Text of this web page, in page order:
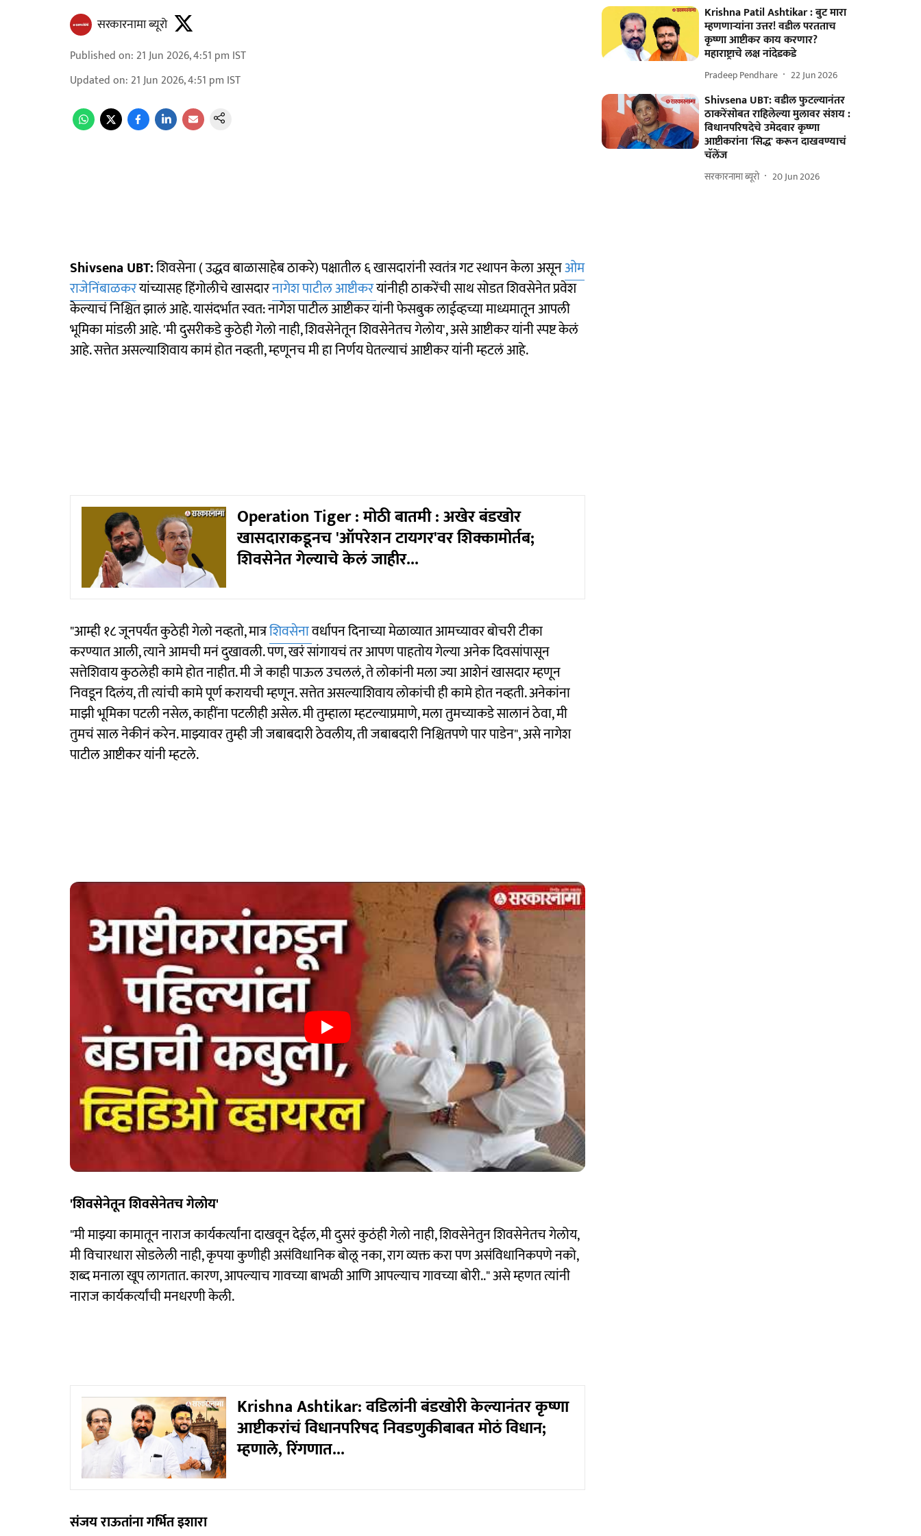
सरकारनामा ब्यूरो
Published on: 21 Jun 2026, 4:51 pm IST
Updated on: 21 Jun 2026, 4:51 pm IST
Shivsena UBT:शिवसेना ( उद्धव बाळासाहेब ठाकरे) पक्षातील ६ खासदारांनी स्वतंत्र गट स्थापन केला असूनओम
राजेनिंबाळकरयांच्यासह हिंगोलीचे खासदारनागेश पाटील आष्टीकरयांनीही ठाकरेंची साथ सोडत शिवसेनेत प्रवेश
केल्याचं निश्चित झालं आहे. यासंदर्भात स्वत: नागेश पाटील आष्टीकर यांनी फेसबुक लाईव्हच्या माध्यमातून आपली
भूमिका मांडली आहे. 'मी दुसरीकडे कुठेही गेलो नाही, शिवसेनेतून शिवसेनेतच गेलोय', असे आष्टीकर यांनी स्पष्ट केलं
आहे. सत्तेत असल्याशिवाय कामं होत नव्हती, म्हणूनच मी हा निर्णय घेतल्याचं आष्टीकर यांनी म्हटलं आहे.
Operation Tiger : मोठी बातमी : अखेर बंडखोर
खासदाराकडूनच 'ऑपरेशन टायगर'वर शिक्कामोर्तब;
शिवसेनेत गेल्याचे केलं जाहीर...
"आम्ही १८ जूनपर्यंत कुठेही गेलो नव्हतो, मात्रशिवसेनावर्धापन दिनाच्या मेळाव्यात आमच्यावर बोचरी टीका
करण्यात आली, त्याने आमची मनं दुखावली. पण, खरं सांगायचं तर आपण पाहतोय गेल्या अनेक दिवसांपासून
सत्तेशिवाय कुठलेही कामे होत नाहीत. मी जे काही पाऊल उचललं, ते लोकांनी मला ज्या आशेनं खासदार म्हणून
निवडून दिलंय, ती त्यांची कामे पूर्ण करायची म्हणून. सत्तेत असल्याशिवाय लोकांची ही कामे होत नव्हती. अनेकांना
माझी भूमिका पटली नसेल, काहींना पटलीही असेल. मी तुम्हाला म्हटल्याप्रमाणे, मला तुमच्याकडे सालानं ठेवा, मी
तुमचं साल नेकीनं करेन. माझ्यावर तुम्ही जी जबाबदारी ठेवलीय, ती जबाबदारी निश्चितपणे पार पाडेन", असे नागेश
पाटील आष्टीकर यांनी म्हटले.
'शिवसेनेतून शिवसेनेतच गेलोय'
"मी माझ्या कामातून नाराज कार्यकर्त्यांना दाखवून देईल, मी दुसरं कुठंही गेलो नाही, शिवसेनेतुन शिवसेनेतच गेलोय,
मी विचारधारा सोडलेली नाही, कृपया कुणीही असंविधानिक बोलू नका, राग व्यक्त करा पण असंविधानिकपणे नको,
शब्द मनाला खूप लागतात. कारण, आपल्याच गावच्या बाभळी आणि आपल्याच गावच्या बोरी.." असे म्हणत त्यांनी
नाराज कार्यकर्त्यांची मनधरणी केली.
Krishna Ashtikar: वडिलांनी बंडखोरी केल्यानंतर कृष्णा
आष्टीकरांचं विधानपरिषद निवडणुकीबाबत मोठं विधान;
म्हणाले, रिंगणात...
संजय राऊतांना गर्भित इशारा
Krishna Patil Ashtikar : बुट मारा
म्हणणाऱ्यांना उत्तर! वडील परतताच
कृष्णा आष्टीकर काय करणार?
महाराष्ट्राचे लक्ष नांदेडकडे
Pradeep Pendhare 22 Jun 2026
Shivsena UBT: वडील फुटल्यानंतर
ठाकरेंसोबत राहिलेल्या मुलावर संशय :
विधानपरिषदेचे उमेदवार कृष्णा
आष्टीकरांना 'सिद्ध' करून दाखवण्याचं
चॅलेंज
सरकारनामा ब्यूरो 20 Jun 2026